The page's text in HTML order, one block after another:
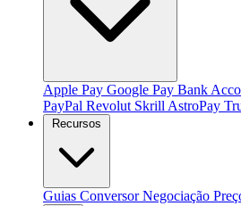
Apple Pay Google Pay Bank
PayPal Revolut Skrill AstroPay
Recursos
Guias ConversorNegociação